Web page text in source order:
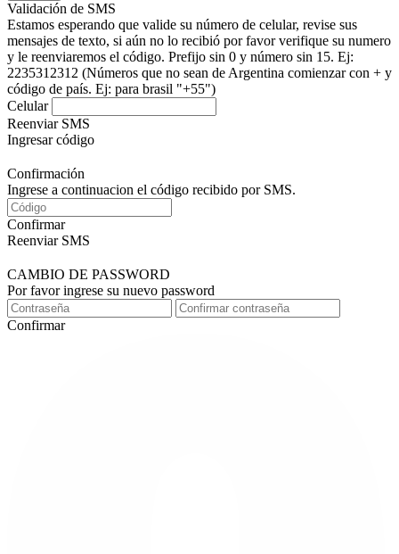
Validación de SMS
Estamos esperando que valide su número de celular, revise sus
mensajes de texto, si aún no lo recibió por favor verifique su numero
y le reenviaremos el código. Prefijo sin 0 y número sin 15. Ej:
2235312312 (Números que no sean de Argentina comienzar con + y
código de país. Ej: para brasil "+55")
Celular
Reenviar SMS
Ingresar código
Confirmación
Ingrese a continuacion el código recibido por SMS.
Confirmar
Reenviar SMS
CAMBIO DE PASSWORD
Por favor ingrese su nuevo password
Confirmar